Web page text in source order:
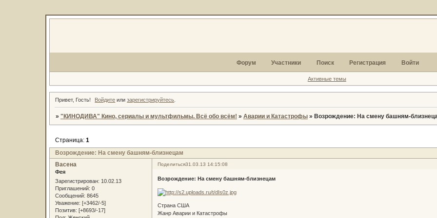
Форум Участники Поиск Регистрация Войти
Активные темы
Привет, Гость! Войдите илизарегистрируйтесь
» "КИНОДИВА" Кино, сериалы и мультфильмы. Всё обо всём! » Аварии и Катастрофы » Возрождение: На смену башням-
Возрождение: На смену башням-близнецам
Страница: 1
Поделиться31.03.13 14:15:08
Васена
Фея
Зарегистрирован: 10.02.13
Приглашений: 0
Сообщений: 8645
Уважение: [+3462/-5]
Позитив: [+8693/-17]
Возрождение: На смену башням-близнецам
Страна США
Жанр Аварии и Катастрофы